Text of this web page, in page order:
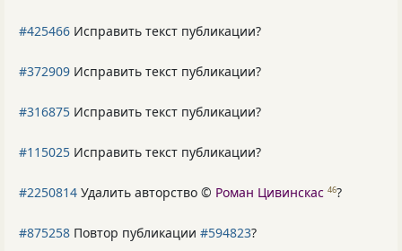
#425466 Исправить текст публикации?
#372909 Исправить текст публикации?
#316875 Исправить текст публикации?
#115025 Исправить текст публикации?
#2250814 Удалить авторство © Роман Цивинскас 46?
#875258 Повтор публикации #594823?